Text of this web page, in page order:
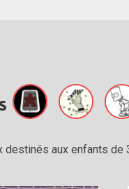
aux enfants de